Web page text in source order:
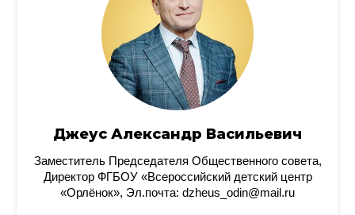
Джеус Александр Васильевич
Заместитель Председателя Общественного совета,
Директор ФГБОУ «Всероссийский детский центр
«Орлёнок», Эл.почта: dzheus_odin@mail.ru